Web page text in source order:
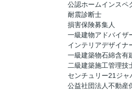
公認ホームインスペ
耐震診断士
損害保険募集人
一級建物アドバイザ
インテリアデザイナ
一級建築物石綿含有
二級建築施工管理技
センチュリー21ジャ
公益社団法人不動産